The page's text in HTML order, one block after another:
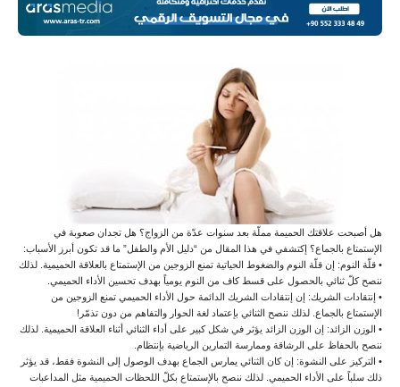
هل أصبحت علاقتك الحميمة مملّة بعد سنوات عدّة من الزواج؟ هل تجدان صعوبة في
الإستمتاع بالجماع؟ إكتشفي في هذا المقال من “دليل الأم والطفل” ما قد تكون أبرز الأسباب:
• قلّة النوم: إن قلّة النوم والضغوط الحياتية تمنع الزوجين من الإستمتاع بالعلاقة الحميمية. لذلك
ننصح كلّ ثنائي بالحصول على قسط كاف من النوم يومياً بهدف تحسين الأداء الحميمي.
• إنتقادات الشريك: إن إنتقادات الشريك الدائمة حول الأداء الحميمي تمنع الزوجين من
الإستمتاع بالجماع. لذلك ننصح الثنائي بإعتماد لغة الحوار والتفاهم من دون تذمّر!
• الوزن الزائد: إن الوزن الزائد يؤثر في شكل كبير على أداء الثنائي أثناء العلاقة الحميمية. لذلك
ننصح بالحفاظ على الرشاقة وممارسة التمارين الرياضية بإنتظام.
• التركيز على النشوة: إن كان الثنائي يمارس الجماع بهدف الوصول إلى النشوة فقط، قد يؤثر
ذلك سلباً على الأداء الحميمي. لذلك ننصح بالإستمتاع بكلّ اللحظات الحميمية مثل المداعبات